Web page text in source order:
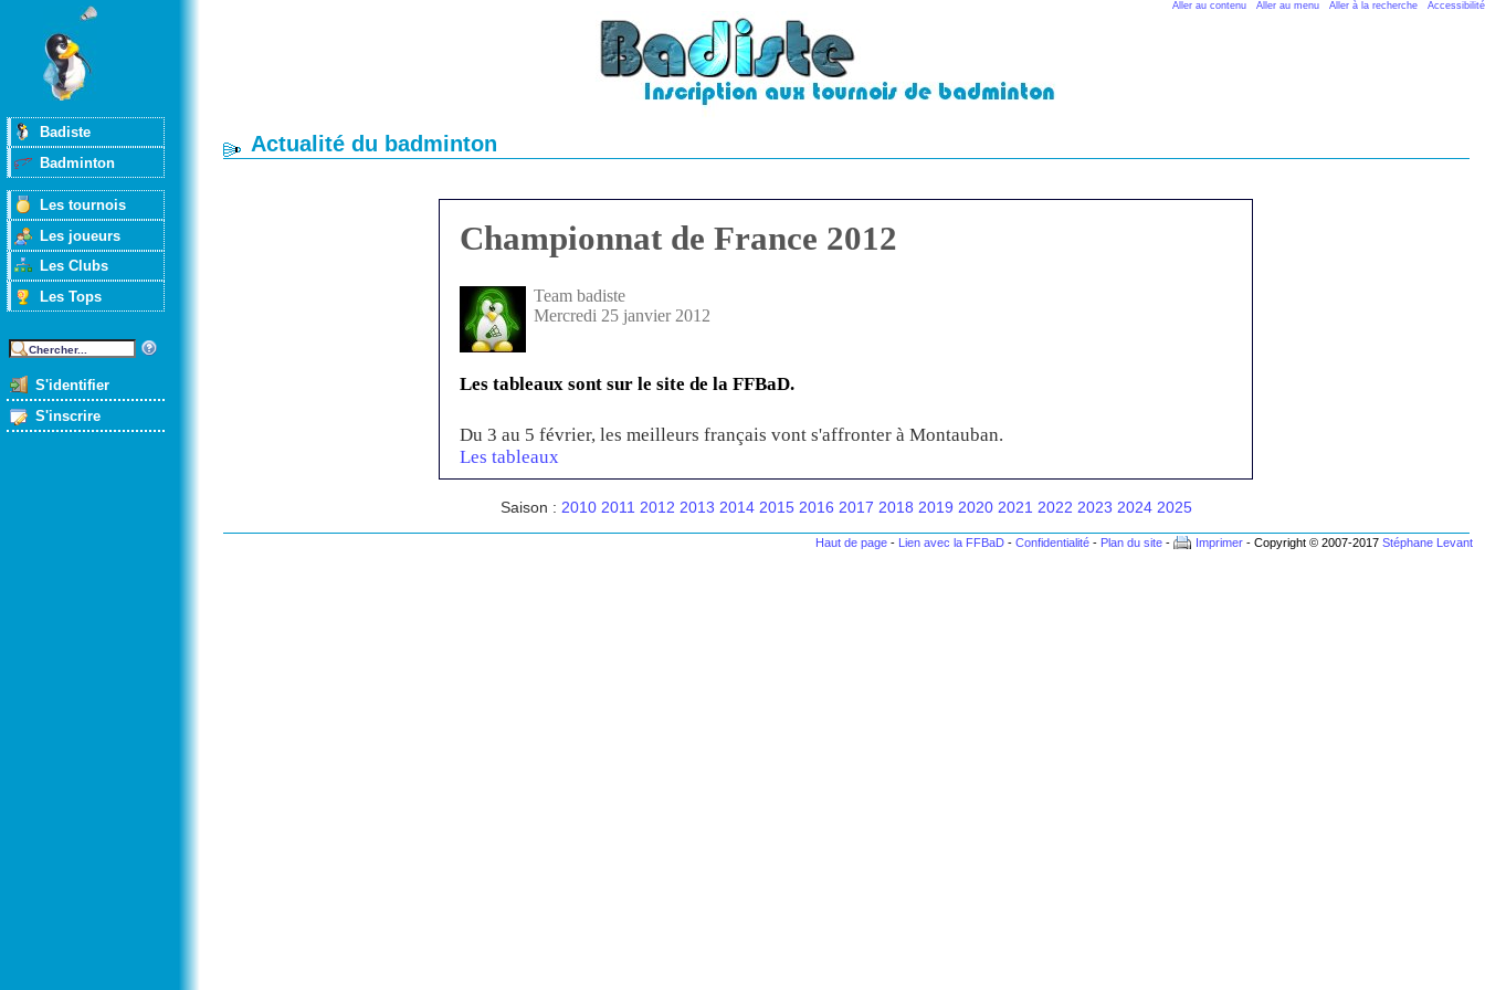
Aller au contenu Aller au menu Aller à la recherche Accessibilité
Badiste
Badminton
Les tournois
Les joueurs
Les Clubs
Les Tops
S'identifier
S'inscrire
Actualité du badminton
Championnat de France 2012
Team badiste
Mercredi 25 janvier 2012
Les tableaux sont sur le site de la FFBaD.
Du 3 au 5 février, les meilleurs français vont s'affronter à Montauban.
Les tableaux
Saison : 2010 2011 2012 2013 2014 2015 2016 2017 2018 2019 2020 2021 2022 2023 2024 2025
Haut de page - Lien avec la FFBaD -Confidentialité - Plan du site - Imprimer - Copyright © 2007-2017Stéphane Levant